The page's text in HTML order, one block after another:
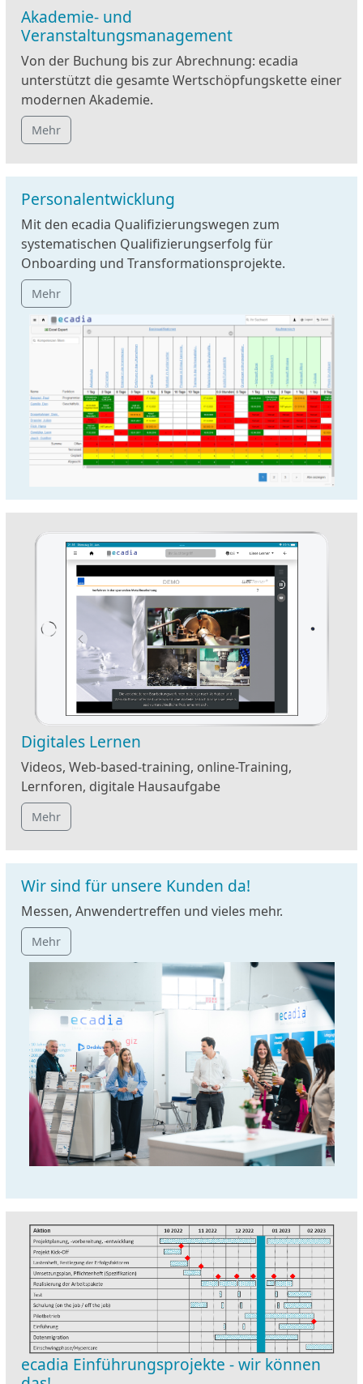
Akademie- und
Veranstaltungsmanagement
Von der Buchung bis zur Abrechnung: ecadia
unterstützt die gesamte Wertschöpfungskette einer
modernen Akademie.
Mehr
Personalentwicklung
Mit den ecadia Qualifizierungswegen zum
systematischen Qualifizierungserfolg für
Onboarding und Transformationsprojekte.
Mehr
Digitales Lernen
Videos, Web-based-training, online-Training,
Lernforen, digitale Hausaufgabe
Mehr
Wir sind für unsere Kunden da!
Messen, Anwendertreffen und vieles mehr.
Mehr
ecadia Einführungsprojekte - wir können